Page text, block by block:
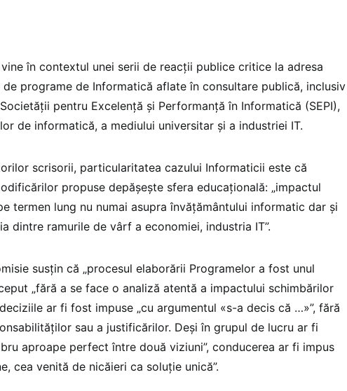
în contextul unei serii de reacții publice critice la adresa
programe de Informatică aflate în consultare publică, inclusiv
pentru Excelență și Performanță în Informatică (SEPI),
de informatică, a mediului universitar și a industriei IT.
scrisorii, particularitatea cazului Informaticii este că
propuse depășește sfera educațională: „impactul
termen lung nu numai asupra învățământului informatic dar și
dintre ramurile de vârf a economiei, industria IT”.
susțin că „procesul elaborării Programelor a fost unul
„fără a se face o analiză atentă a impactului schimbărilor
ar fi fost impuse „cu argumentul «s-a decis că …»”, fără
sau a justificărilor. Deși în grupul de lucru ar fi
aproape perfect între două viziuni”, conducerea ar fi impus
cea venită de nicăieri ca soluție unică”.